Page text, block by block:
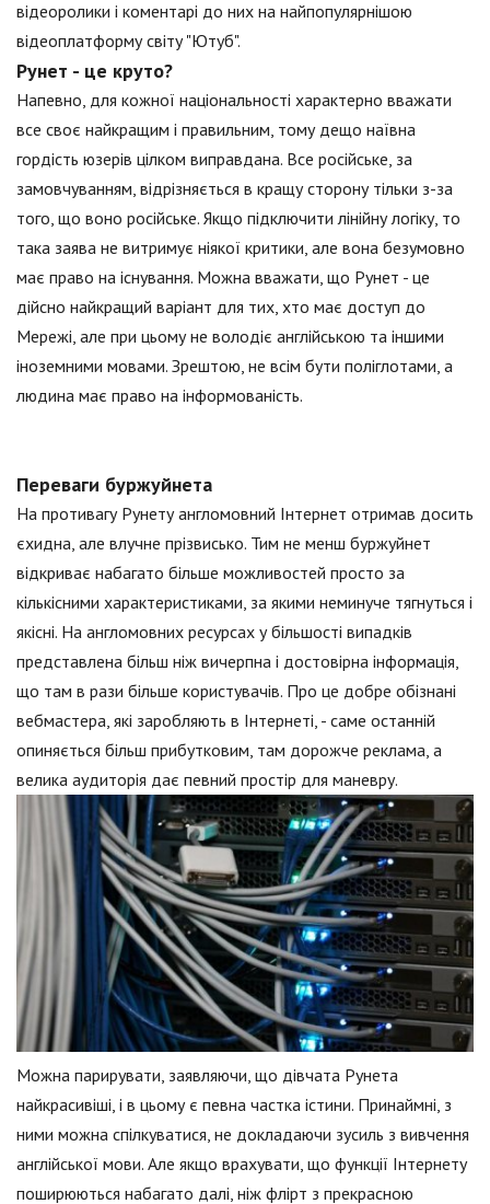
відеоролики і коментарі до них на найпопулярнішою
відеоплатформу світу "Ютуб".
Рунет - це круто?
Напевно, для кожної національності характерно вважати
все своє найкращим і правильним, тому дещо наївна
гордість юзерів цілком виправдана. Все російське, за
замовчуванням, відрізняється в кращу сторону тільки з-за
того, що воно російське. Якщо підключити лінійну логіку, то
така заява не витримує ніякої критики, але вона безумовно
має право на існування. Можна вважати, що Рунет - це
дійсно найкращий варіант для тих, хто має доступ до
Мережі, але при цьому не володіє англійською та іншими
іноземними мовами. Зрештою, не всім бути поліглотами, а
людина має право на інформованість.
Переваги буржуйнета
На противагу Рунету англомовний Інтернет отримав досить
єхидна, але влучне прізвисько. Тим не менш буржуйнет
відкриває набагато більше можливостей просто за
кількісними характеристиками, за якими неминуче тягнуться і
якісні. На англомовних ресурсах у більшості випадків
представлена більш ніж вичерпна і достовірна інформація,
що там в рази більше користувачів. Про це добре обізнані
вебмастера, які заробляють в Інтернеті, - саме останній
опиняється більш прибутковим, там дорожче реклама, а
велика аудиторія дає певний простір для маневру.
Можна парирувати, заявляючи, що дівчата Рунета
найкрасивіші, і в цьому є певна частка істини. Принаймні, з
ними можна спілкуватися, не докладаючи зусиль з вивчення
англійської мови. Але якщо врахувати, що функції Інтернету
поширюються набагато далі, ніж флірт з прекрасною